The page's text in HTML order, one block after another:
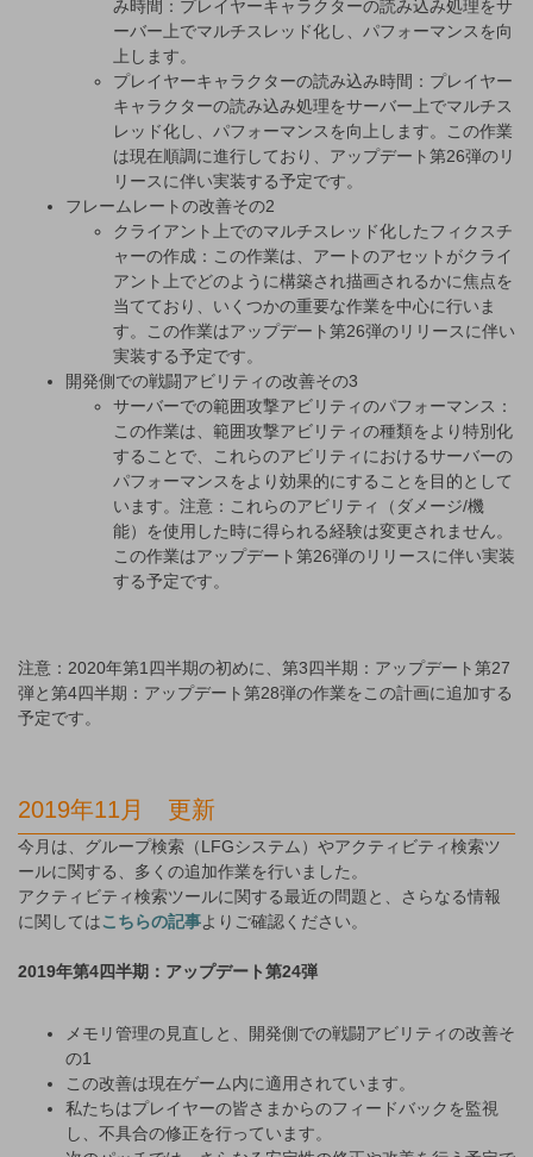
み時間：プレイヤーキャラクターの読み込み処理をサ
ーバー上でマルチスレッド化し、パフォーマンスを向
上します。
プレイヤーキャラクターの読み込み時間：プレイヤー
キャラクターの読み込み処理をサーバー上でマルチス
レッド化し、パフォーマンスを向上します。この作業
は現在順調に進行しており、アップデート第26弾のリ
リースに伴い実装する予定です。
フレームレートの改善その2
クライアント上でのマルチスレッド化したフィクスチ
ャーの作成：この作業は、アートのアセットがクライ
アント上でどのように構築され描画されるかに焦点を
当てており、いくつかの重要な作業を中心に行いま
す。この作業はアップデート第26弾のリリースに伴い
実装する予定です。
開発側での戦闘アビリティの改善その3
サーバーでの範囲攻撃アビリティのパフォーマンス：
この作業は、範囲攻撃アビリティの種類をより特別化
することで、これらのアビリティにおけるサーバーの
パフォーマンスをより効果的にすることを目的として
います。注意：これらのアビリティ（ダメージ/機
能）を使用した時に得られる経験は変更されません。
この作業はアップデート第26弾のリリースに伴い実装
する予定です。
注意：2020年第1四半期の初めに、第3四半期：アップデート第27
弾と第4四半期：アップデート第28弾の作業をこの計画に追加する
予定です。
2019年11月 更新
今月は、グループ検索（LFGシステム）やアクティビティ検索ツ
ールに関する、多くの追加作業を行いました。
アクティビティ検索ツールに関する最近の問題と、さらなる情報
に関してはこちらの記事よりご確認ください。
2019年第4四半期：アップデート第24弾
メモリ管理の見直しと、開発側での戦闘アビリティの改善そ
の1
この改善は現在ゲーム内に適用されています。
私たちはプレイヤーの皆さまからのフィードバックを監視
し、不具合の修正を行っています。